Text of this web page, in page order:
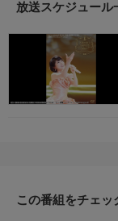
クレットゲストの
放送スケジュール
この番組をチェッ